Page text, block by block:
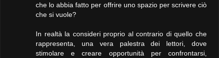
che lo abbia fatto per offrire uno spazio per scrivere ciò
che si vuole?
In realtà la consideri proprio al contrario di quello che
rappresenta, una vera palestra dei lettori, dove
stimolare e creare opportunità per confrontarsi,